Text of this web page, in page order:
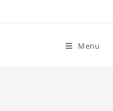
Menu